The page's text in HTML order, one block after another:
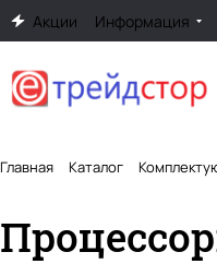
Акции Информация
Главная Каталог